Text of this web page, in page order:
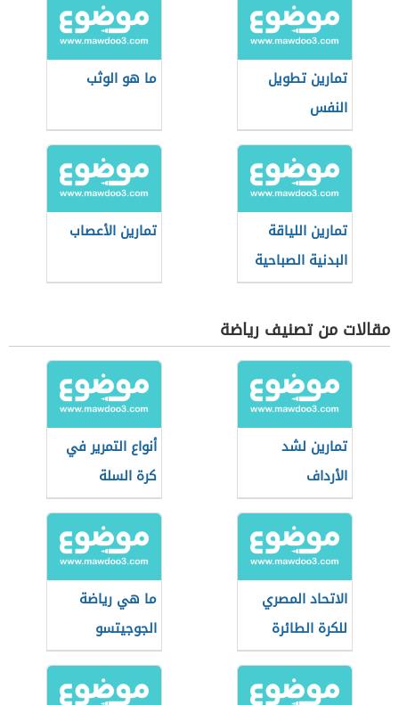
تمارين تطويل
النفس
ما هو الوثب
تمارين اللياقة
البدنية الصباحية
تمارين الأعصاب
مقالات من تصنيف رياضة
تمارين لشد
الأرداف
أنواع التمرير في
كرة السلة
الاتحاد المصري
للكرة الطائرة
ما هي رياضة
الجوجيتسو